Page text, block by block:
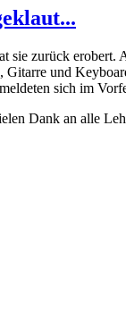
sie zurück
und
sich im
Dank an alle